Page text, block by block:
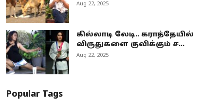
Aug 22, 2025
கில்லாடி லேடி.. கராத்தேயில்
விருதுகளை குவிக்கும் ச...
Aug 22, 2025
Popular Tags